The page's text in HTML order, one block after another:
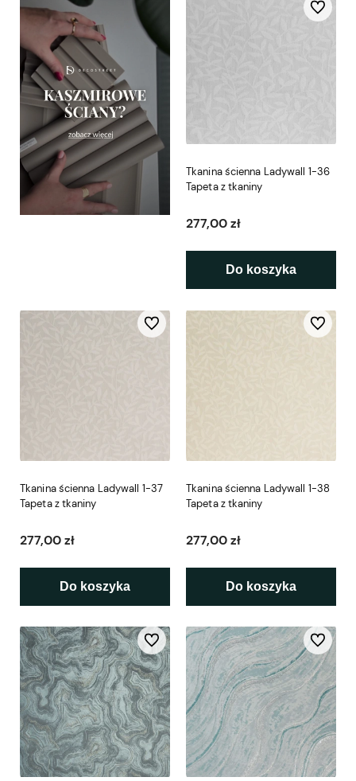
Tkanina ścienna Ladywall 1-36
Tapeta z tkaniny
277,00 zł
Do koszyka
Do
Tkanina ścienna Ladywall 1-37
Tapeta z tkaniny
277,00 zł
Do koszyka
Do ulubionych
Tkanina ścienna Ladywall 1-38
Tapeta z tkaniny
277,00 zł
Do koszyka
Do
Do ulubionych Do